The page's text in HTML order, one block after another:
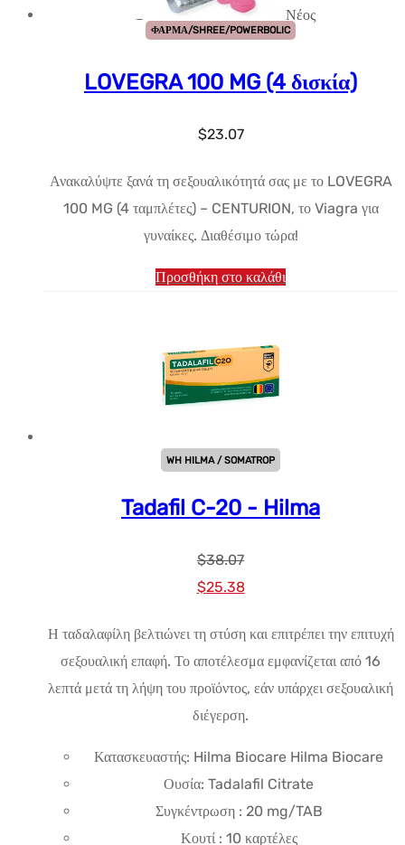
Νέος
ΦΑΡΜΑ/SHREE/POWERBOLIC
LOVEGRA 100 MG (4 δισκία)
$23.07
Ανακαλύψτε ξανά τη σεξουαλικότητά σας με το LOVEGRA
100 MG (4 ταμπλέτες) – CENTURION, το Viagra για
γυναίκες. Διαθέσιμο τώρα!
Προσθήκη στο καλάθι
WH HILMA / SOMATROP
Tadafil C-20 - Hilma
$38.07
Αρχική
$38.07.
$25.38Η
τιμή
είναι:
$25.38.
Η ταδαλαφίλη βελτιώνει τη στύση και επιτρέπει την επιτυχή
σεξουαλική επαφή. Το αποτέλεσμα εμφανίζεται από 16
λεπτά μετά τη λήψη του προϊόντος, εάν υπάρχει σεξουαλική
διέγερση.
Κατασκευαστής: Hilma Biocare Hilma Biocare
Ουσία: Tadalafil Citrate
Συγκέντρωση : 20 mg/TAB
Κουτί : 10 καρτέλες